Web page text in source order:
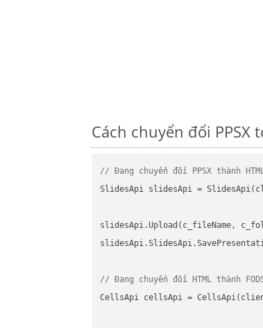
Cách chuyển đổi PPSX
// Đang chuyển đổi PPSX thành
SlidesApi slidesApi =
slidesApi.Upload(c_fileName,
// Đang chuyển đổi HTML thành
CellsApi cellsApi =